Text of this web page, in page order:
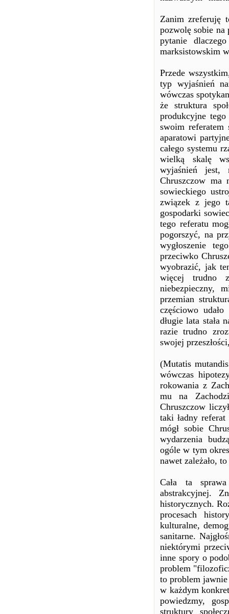
Zanim zreferuję
pozwolę sobie na
pytanie
marksistowskim
Przede
typ wyjaśnień
wówczas
że struktura
produkcyjne
swoim referatem
aparatowi
całego systemu
wielką skalę
wyjaśnień
Chruszczow ma
sowieckiego
związek z jego
gospodarki
tego referatu
pogorszyć, na
wygłoszenie
przeciwko
wyobrazić, jak
więcej trudno
niebezpieczny,
przemian
częściowo
długie lata stała
razie trudno
swojej
(Mutatis
wówczas
rokowania z
mu na
Chruszczow
taki ładny
mógł sobie
wydarzenia
ogóle w tym
nawet zależało,
Cała ta
abstrakcyjnej.
historycznych.
procesach
kulturalne,
sanitarne.
niektórymi
inne spory o
problem
to problem
w każdym
powiedzmy,
struktury